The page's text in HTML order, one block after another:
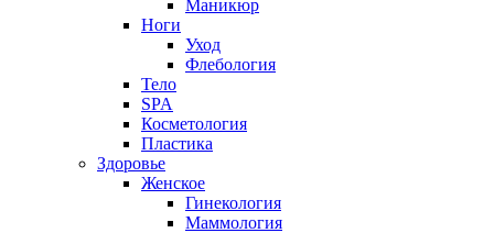
Маникюр
Ноги
Уход
Флебология
Тело
SPA
Косметология
Пластика
Здоровье
Женское
Гинекология
Маммология